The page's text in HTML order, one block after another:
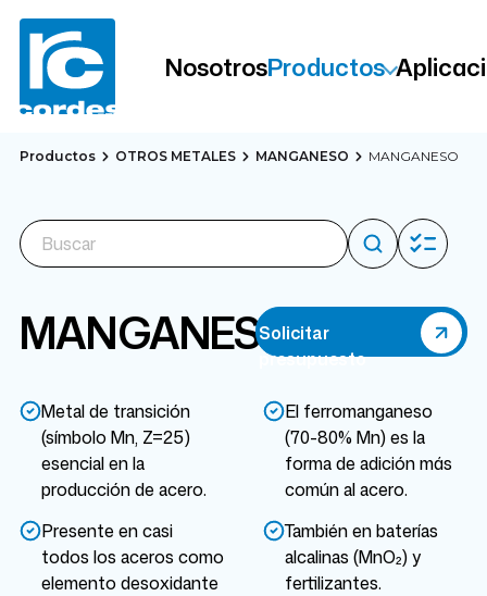
NosotrosProductos
Productos OTROS METALES MANGANESO MANGANESO
MANGANESO
Metal de transición
(símbolo Mn, Z=25)
esencial en la
producción de acero.
Presente en casi
todos los aceros como
elemento desoxidante
El ferromanganeso
(70-80% Mn) es la
forma de adición más
común al acero.
También en baterías
alcalinas (MnO₂) y
fertilizantes.
Solicitar
presupuesto